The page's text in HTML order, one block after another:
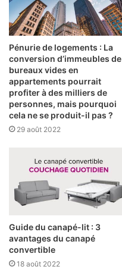
Pénurie de logements : La
conversion d’immeubles de
bureaux vides en
appartements pourrait
profiter à des milliers de
personnes, mais pourquoi
cela ne se produit-il pas ?
29 août 2022
Guide du canapé-lit : 3
avantages du canapé
convertible
18 août 2022